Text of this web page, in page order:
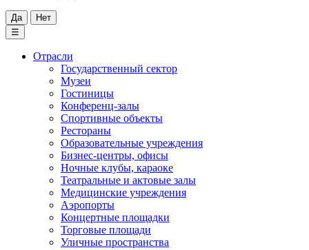
Да
Нет
☰
Отрасли
Государственный сектор
Музеи
Гостиницы
Конференц-залы
Спортивные объекты
Рестораны
Образовательные учреждения
Бизнес-центры, офисы
Ночные клубы, караоке
Театральные и актовые залы
Медицинские учреждения
Аэропорты
Концертные площадки
Торговые площади
Уличные пространства